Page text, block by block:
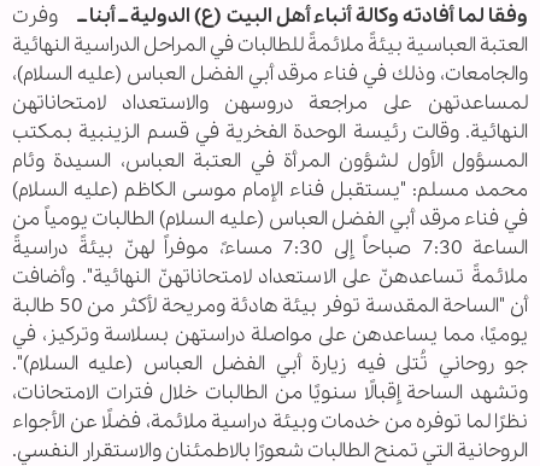
وفقا لما أفادته وكالة أنباء أهل البيت (ع) الدولية ــ أبنا ــ
وفرت
العتبة العباسیة بيئةً ملائمةً للطالبات في المراحل الدراسية النهائية
والجامعات، وذلك في فناء مرقد أبي الفضل العباس (عليه السلام)،
لمساعدتهن على مراجعة دروسهن والاستعداد لامتحاناتهن
النهائية. وقالت رئيسة الوحدة الفخرية في قسم الزينبية بمكتب
المسؤول الأول لشؤون المرأة في العتبة العباس، السيدة وئام
محمد مسلم: "يستقبل فناء الإمام موسى الكاظم (عليه السلام)
في فناء مرقد أبي الفضل العباس (عليه السلام) الطالبات يومياً من
الساعة 7:30 صباحاً إلى 7:30 مساءً، موفراً لهنّ بيئةً دراسيةً
ملائمةً تساعدهنّ على الاستعداد لامتحاناتهنّ النهائية". وأضافت
أن "الساحة المقدسة توفر بيئة هادئة ومريحة لأكثر من 50 طالبة
يوميًا، مما يساعدهن على مواصلة دراستهن بسلاسة وتركيز، في
جو روحاني تُتلى فيه زيارة أبي الفضل العباس (عليه السلام)".
وتشهد الساحة إقبالًا سنويًا من الطالبات خلال فترات الامتحانات،
نظرًا لما توفره من خدمات وبيئة دراسية ملائمة، فضلًا عن الأجواء
الروحانية التي تمنح الطالبات شعورًا بالاطمئنان والاستقرار النفسي.